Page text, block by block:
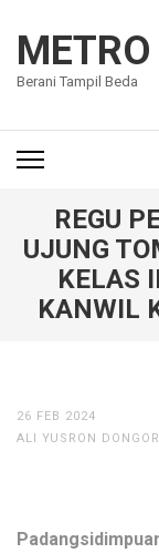
konten
(Tekan
Berani Tampil Beda
REGU
UJUNG
KELAS
KANWIL
26 FEB 2024
ALI YUSRON